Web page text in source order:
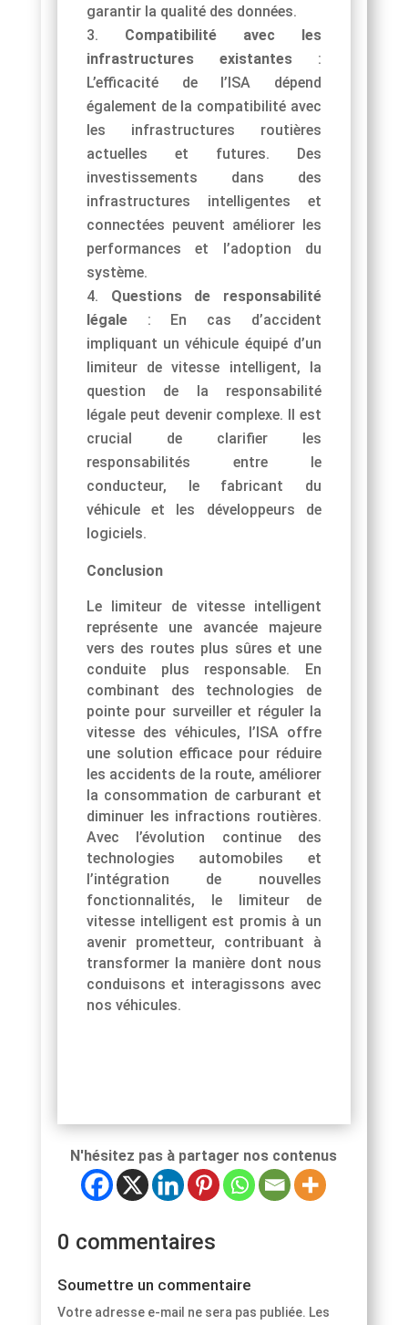
garantir la qualité des données.
Compatibilité avec les
infrastructures existantes:
L’efficacité de l’ISA dépend
également de la compatibilité avec
les infrastructures routières
actuelles et futures. Des
investissements dans des
infrastructures intelligentes et
connectées peuvent améliorer les
performances et l’adoption du
système.
Questions de responsabilité
légale: En cas d’accident
impliquant un véhicule équipé d’un
limiteur de vitesse intelligent, la
question de la responsabilité
légale peut devenir complexe. Il est
crucial de clarifier les
responsabilités entre le
conducteur, le fabricant du
véhicule et les développeurs de
logiciels.
Conclusion
Le limiteur de vitesse intelligent
représente une avancée majeure
vers des routes plus sûres et une
conduite plus responsable. En
combinant des technologies de
pointe pour surveiller et réguler la
vitesse des véhicules, l’ISA offre
une solution efficace pour réduire
les accidents de la route, améliorer
la consommation de carburant et
diminuer les infractions routières.
Avec l’évolution continue des
technologies automobiles et
l’intégration de nouvelles
fonctionnalités, le limiteur de
vitesse intelligent est promis à un
avenir prometteur, contribuant à
transformer la manière dont nous
conduisons et interagissons avec
nos véhicules.
N'hésitez pas à partager nos contenus
0 commentaires
Soumettre un commentaire
Votre adresse e-mail ne sera pas publiée. Les